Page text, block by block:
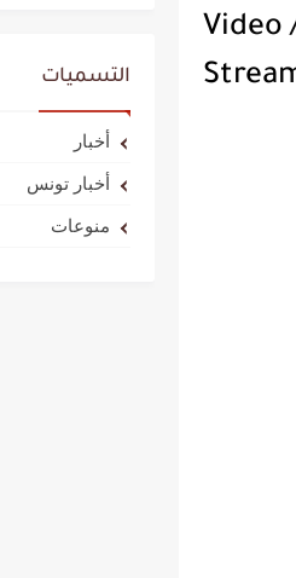
القبض على عدد من المتورطين من بينهم أحد الأقارب / Video
التسميات
أخبار
أخبار تونس
منوعات